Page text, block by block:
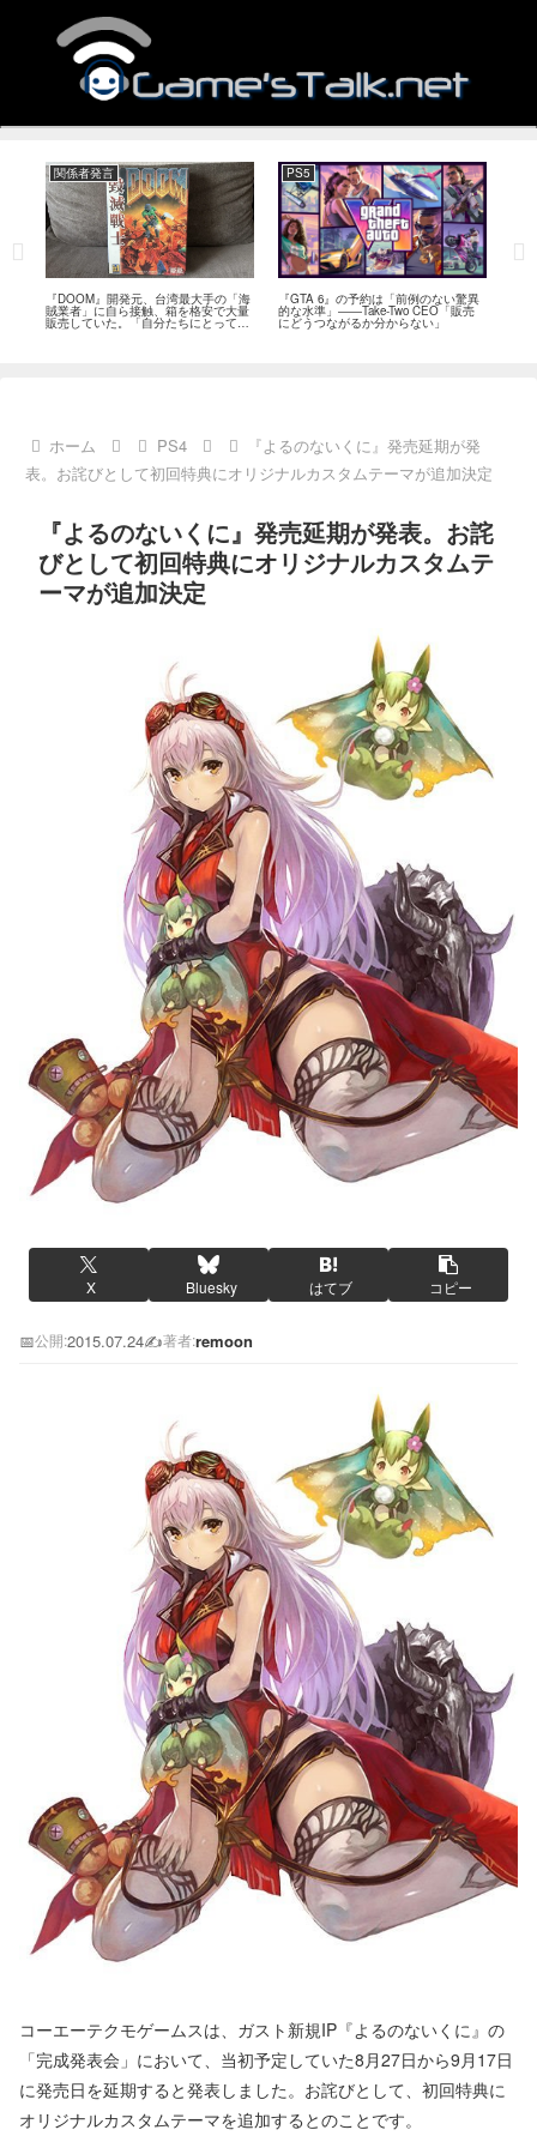
関係者発言
『DOOM』開発元、台湾最大手の「海
賊業者」に自ら接触、箱を格安で大量
販売していた。「自分たちにとっては
流通だった」
PS5
『GTA 6』の予約は「前例のない驚異
的な水準」――Take-Two CEO「販売
にどうつながるか分からない」
ホーム PS4
『よるのないくに』発売延期が発
表。お詫びとして初回特典にオリジナルカスタムテーマが追加決定
『よるのないくに』発売延期が発表。お詫
びとして初回特典にオリジナルカスタムテ
ーマが追加決定
X Bluesky はてブ コピー
📅公開:2015.07.24✍️著者:remoon
コーエーテクモゲームスは、ガスト新規IP『よるのないくに』の
「完成発表会」において、当初予定していた8月27日から9月17日
に発売日を延期すると発表しました。お詫びとして、初回特典に
オリジナルカスタムテーマを追加するとのことです。